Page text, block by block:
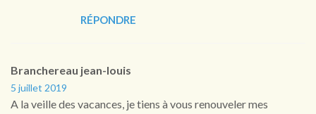
RÉPONDRE
Branchereau jean-louis
5 juillet 2019
A la veille des vacances, je tiens à vous renouveler mes